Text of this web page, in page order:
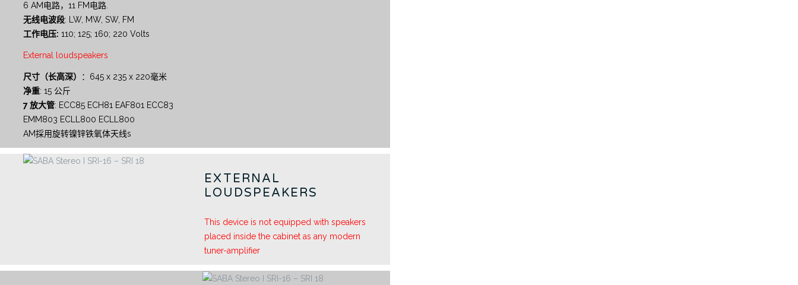
6 AM电路，11 FM电路.
无线电波段: LW, MW, SW, FM
工作电压: 110; 125; 160; 220 Volts
External loudspeakers
尺寸（长高深）
：645 x 235 x 220毫米
净重: 15 公斤
7 放大管: ECC85 ECH81 EAF801 ECC83
EMM803 ECLL800 ECLL800
AM採用旋转镍锌铁氧体天线s
EXTERNAL
LOUDSPEAKERS
This device is not equipped with speakers
placed inside the cabinet as any modern
tuner-amplifier